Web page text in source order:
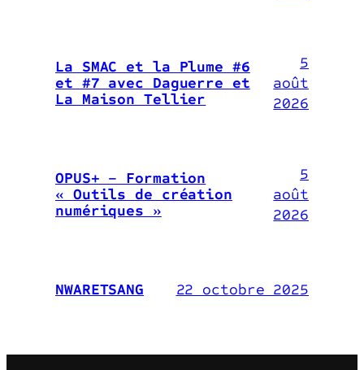
La SMAC et la Plume #6
et #7 avec Daguerre et
La Maison Tellier
5
août
2026
OPUS+ – Formation
« Outils de création
numériques »
5
août
2026
NWARETSANG 22 octobre 2025